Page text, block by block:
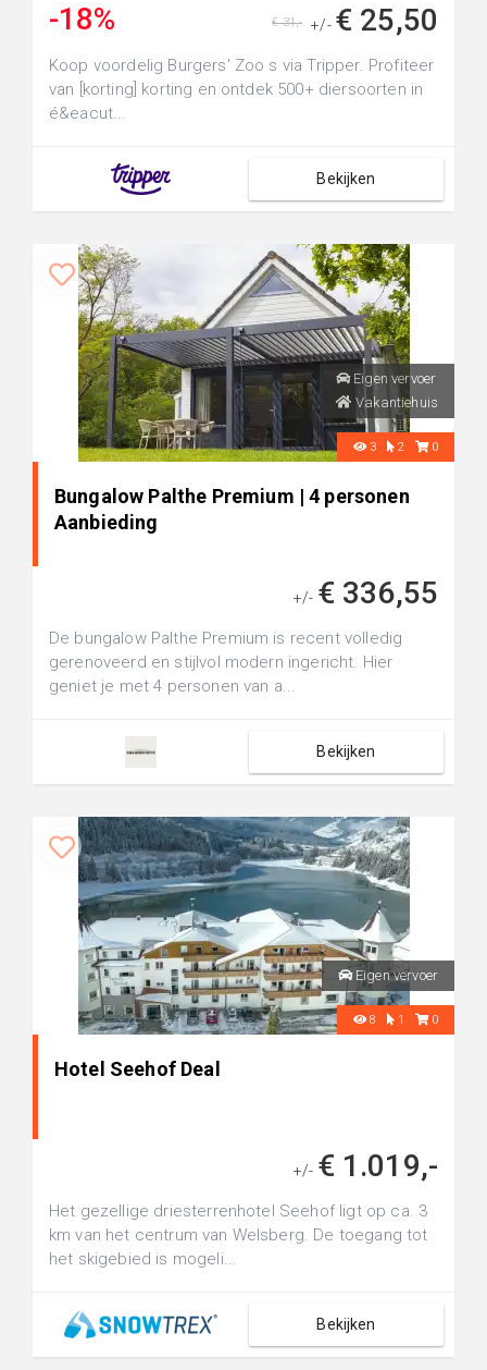
-18% +/- € 25,50
€ 31,-
Koop voordelig Burgers' Zoo s via Tripper. Profiteer
van [korting] korting en ontdek 500+ diersoorten in
é&eacut...
Bekijken
Eigen vervoer
Vakantiehuis
3 2 0
Bungalow Palthe Premium | 4 personen
Aanbieding
+/- € 336,55
De bungalow Palthe Premium is recent volledig
gerenoveerd en stijlvol modern ingericht. Hier
geniet je met 4 personen van a...
Bekijken
Eigen vervoer
8 1 0
Hotel Seehof Deal
+/- € 1.019,-
Het gezellige driesterrenhotel Seehof ligt op ca. 3
km van het centrum van Welsberg. De toegang tot
het skigebied is mogeli...
Bekijken